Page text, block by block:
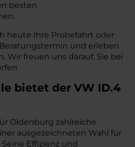
besten
heute Ihre Probefahrt oder
und erleben
Wir freuen uns darauf, Sie bei
bietet der VW ID.4
Oldenburg zahlreiche
ausgezeichneten Wahl für
Effizienz und